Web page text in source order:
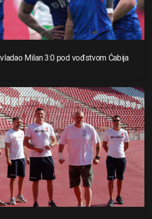
Milan 3:0 pod vođstvom Ćabija